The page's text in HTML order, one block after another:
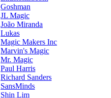
Goshman
JL Magic
João Miranda
Lukas
Magic Makers Inc
Marvin's Magic
Mr. Magic
Paul Harris
Richard Sanders
SansMinds
Shin Lim